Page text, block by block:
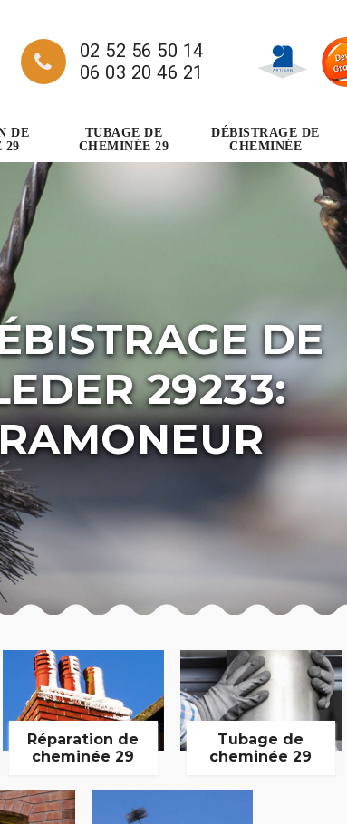
02 52 56 50 14
06 03 20 46 21
DE
29
TUBAGE DE
CHEMINÉE 29
DÉBISTRAGE DE
CHEMINÉE
DE
29233:
Réparation de
cheminée 29
Tubage de
cheminée 29